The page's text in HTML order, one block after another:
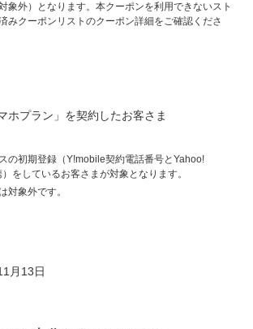
象外）となります。本クーポンを利用できないスト
みクーポンリストのクーポン詳細をご確認くださ
ホプラン」を契約したお客さま
の初期登録（Y!mobile契約電話番号とYahoo!
をしているお客さまが対象となります。
対象外です。
月13日